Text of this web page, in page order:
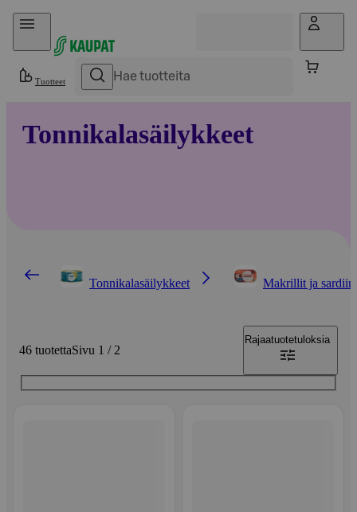
Hyppää sisältöön
Tuotteet
Tonnikalasäilykkeet
Tonnikalasäilykkeet Makrillit ja
46 tuotettaSivu 1 / 2
Rajaatuotetuloksia